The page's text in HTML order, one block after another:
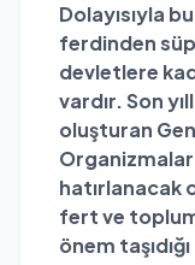
Dolayısıyla
ferdinden
devletlere
vardır. Son
oluşturan
Organizmalar
hatırlanacak
fert ve
önem